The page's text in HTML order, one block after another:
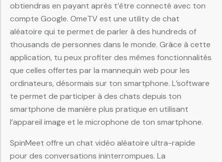
obtiendras en payant après t’être connecté avec ton
compte Google. OmeTV est une utility de chat
aléatoire qui te permet de parler à des hundreds of
thousands de personnes dans le monde. Grâce à cette
application, tu peux profiter des mêmes fonctionnalités
que celles offertes par la mannequin web pour les
ordinateurs, désormais sur ton smartphone. L’software
te permet de participer à des chats depuis ton
smartphone de manière plus pratique en utilisant
l’appareil image et le microphone de ton smartphone.
SpinMeet offre un chat vidéo aléatoire ultra-rapide
pour des conversations ininterrompues. La